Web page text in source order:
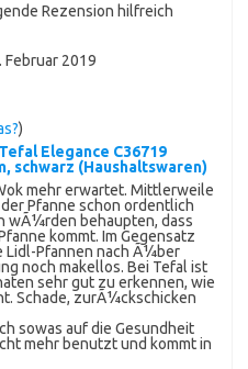
Rezension hilfreich
Februar 2019
)
Tefal Elegance C36719
schwarz (Haushaltswaren)
mehr erwartet. Mittlerweile
Pfanne schon ordentlich
wÃ¼rden behaupten, dass
kommt. Im Gegensatz
Lidl-Pfannen nach Ã¼ber
noch makellos. Bei Tefal ist
sehr gut zu erkennen, wie
Schade, zurÃ¼ckschicken
sowas auf die Gesundheit
mehr benutzt und kommt in